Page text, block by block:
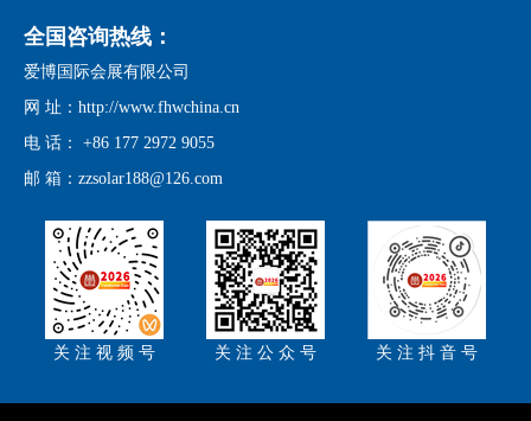
全国咨询热线：
爱博国际会展有限公司
网 址：http://www.fhwchina.cn
电 话： +86 177 2972 9055
邮 箱：zzsolar188@126.com
关 注 视 频 号 关 注 公 众 号 关 注 抖 音 号